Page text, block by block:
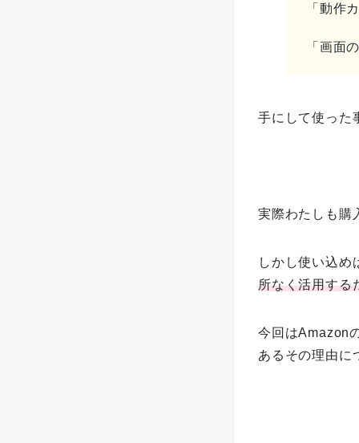
「動作
「画面
手にして使った
実際わたしも購
しかし使い込め
所なく活用する
今回はAmazon
あるその理由に